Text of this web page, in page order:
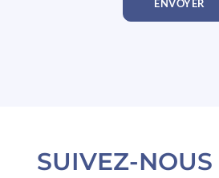
SUIVEZ-NOUS